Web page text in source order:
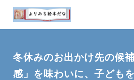
冬休みのお出かけ先の候
感」を味わいに、子ども